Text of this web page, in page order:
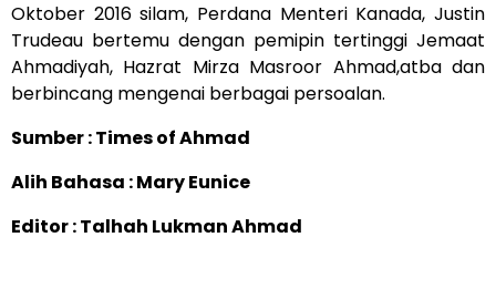
Oktober 2016 silam, Perdana Menteri Kanada, Justin
Trudeau bertemu dengan pemipin tertinggi Jemaat
Ahmadiyah, Hazrat Mirza Masroor Ahmad,atba dan
berbincang mengenai berbagai persoalan.
Sumber : Times of Ahmad
Alih Bahasa : Mary Eunice
Editor : Talhah Lukman Ahmad